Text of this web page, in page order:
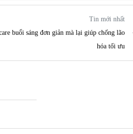
Tin mới nhất
buổi sáng đơn giản mà lại giúp chống lão
hóa tối ưu